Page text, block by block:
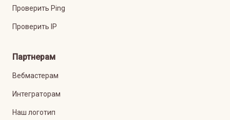
Проверить Ping
Проверить IP
Партнерам
Вебмастерам
Интеграторам
Наш логотип